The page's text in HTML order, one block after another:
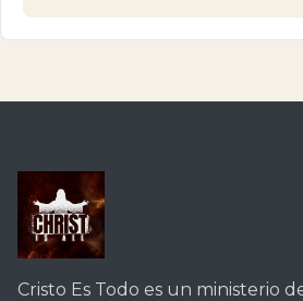
Cristo Es Todo es un ministerio